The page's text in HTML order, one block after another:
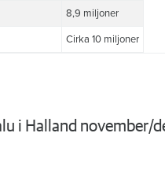
8,9 miljoner
Cirka 10 miljoner
i Halland november/